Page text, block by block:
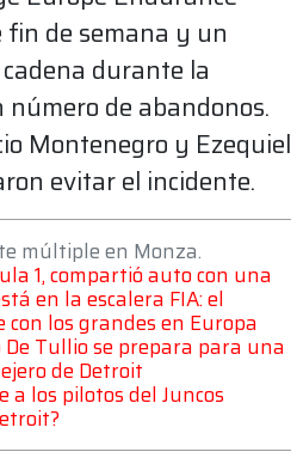
fin de semana y un
durante la
de abandonos.
Montenegro y Ezequiel
evitar el incidente.
múltiple en Monza.
1, compartió auto con una
en la escalera FIA: el
los grandes en Europa
Tullio se prepara para una
de Detroit
a los pilotos del Juncos